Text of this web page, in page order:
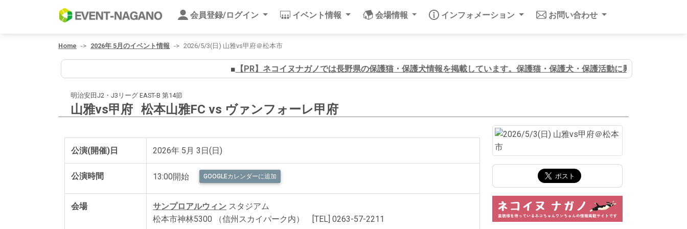
会員登録/ログイン イベント情報 会場情報 インフォメーション お問い合わせ
Home 2026年 5月のイベント情報 2026/5/3(日) 山雅vs甲府＠松本市
■【PR】ネコイヌナガノでは長野県の保護猫・保護犬情報を掲載しています。保護猫・保護犬・保護活動に興味のある方は
明治安田J2・J3リーグ EAST-B 第14節
山雅vs甲府 松本山雅FC vs ヴァンフォーレ甲府
公演(開催)日 2026年 5月 3日(日)
公演時間 13:00開始 GOOGLEカレンダーに追加
会場 サンプロアルウィン スタジアム
松本市神林5300 （信州スカイパーク内） [TEL] 0263-57-2211